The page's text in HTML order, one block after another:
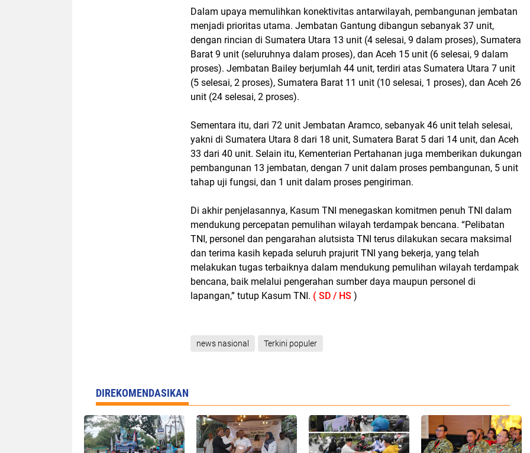
Dalam upaya memulihkan konektivitas antarwilayah, pembangunan jembatan
menjadi prioritas utama. Jembatan Gantung dibangun sebanyak 37 unit,
dengan rincian di Sumatera Utara 13 unit (4 selesai, 9 dalam proses), Sumatera
Barat 9 unit (seluruhnya dalam proses), dan Aceh 15 unit (6 selesai, 9 dalam
proses). Jembatan Bailey berjumlah 44 unit, terdiri atas Sumatera Utara 7 unit
(5 selesai, 2 proses), Sumatera Barat 11 unit (10 selesai, 1 proses), dan Aceh 26
unit (24 selesai, 2 proses).
Sementara itu, dari 72 unit Jembatan Aramco, sebanyak 46 unit telah selesai,
yakni di Sumatera Utara 8 dari 18 unit, Sumatera Barat 5 dari 14 unit, dan Aceh
33 dari 40 unit. Selain itu, Kementerian Pertahanan juga memberikan dukungan
pembangunan 13 jembatan, dengan 7 unit dalam proses pembangunan, 5 unit
tahap uji fungsi, dan 1 unit dalam proses pengiriman.
Di akhir penjelasannya, Kasum TNI menegaskan komitmen penuh TNI dalam
mendukung percepatan pemulihan wilayah terdampak bencana. “Pelibatan
TNI, personel dan pengarahan alutsista TNI terus dilakukan secara maksimal
dan terima kasih kepada seluruh prajurit TNI yang bekerja, yang telah
melakukan tugas terbaiknya dalam mendukung pemulihan wilayah terdampak
bencana, baik melalui pengerahan sumber daya maupun personel di
lapangan,” tutup Kasum TNI. ( SD / HS )
news nasional Terkini populer
DIREKOMENDASIKAN